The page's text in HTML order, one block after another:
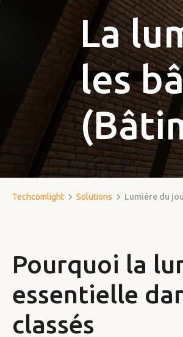
La
les
Techcomlight Solutions Lumière du
Pourquoi la
essentielle
classés